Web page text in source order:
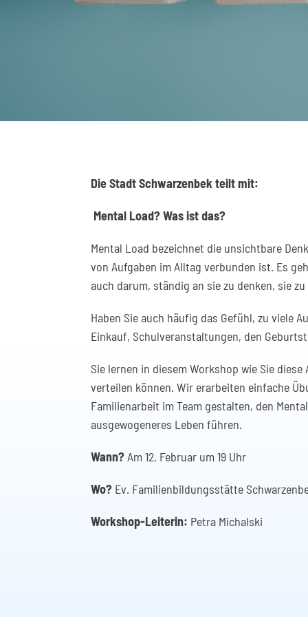
Die Stadt Schwarzenbek teilt mit:
Mental Load? Was ist das?
Mental Load bezeichnet die unsichtbare
von Aufgaben im Alltag verbunden ist. Es
auch darum, ständig an sie zu denken, sie
Haben Sie auch häufig das Gefühl, zu viele
Einkauf, Schulveranstaltungen, den
Sie lernen in diesem Workshop wie Sie
verteilen können. Wir erarbeiten einfache
Familienarbeit im Team gestalten, den
ausgewogeneres Leben führen.
Wann?Am 12. Februar um 19 Uhr
Wo?Ev. Familienbildungsstätte
Workshop-Leiterin: Petra Michalski